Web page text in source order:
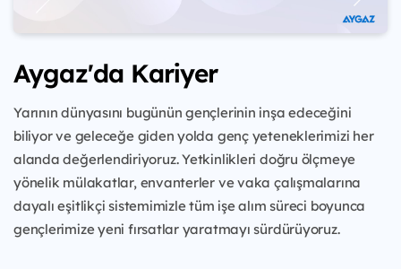
Aygaz'da Kariyer
Yarının dünyasını bugünün gençlerinin inşa edeceğini
biliyor ve geleceğe giden yolda genç yeteneklerimizi her
alanda değerlendiriyoruz. Yetkinlikleri doğru ölçmeye
yönelik mülakatlar, envanterler ve vaka çalışmalarına
dayalı eşitlikçi sistemimizle tüm işe alım süreci boyunca
gençlerimize yeni fırsatlar yaratmayı sürdürüyoruz.